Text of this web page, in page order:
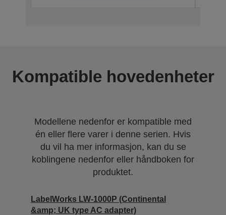
Kompatible hovedenheter
Modellene nedenfor er kompatible med
én eller flere varer i denne serien. Hvis
du vil ha mer informasjon, kan du se
koblingene nedenfor eller håndboken for
produktet.
LabelWorks LW-1000P (Continental
&amp; UK type AC adapter)